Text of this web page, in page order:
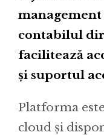
contabilul
facilitează
și suportul
Platforma
cloud și